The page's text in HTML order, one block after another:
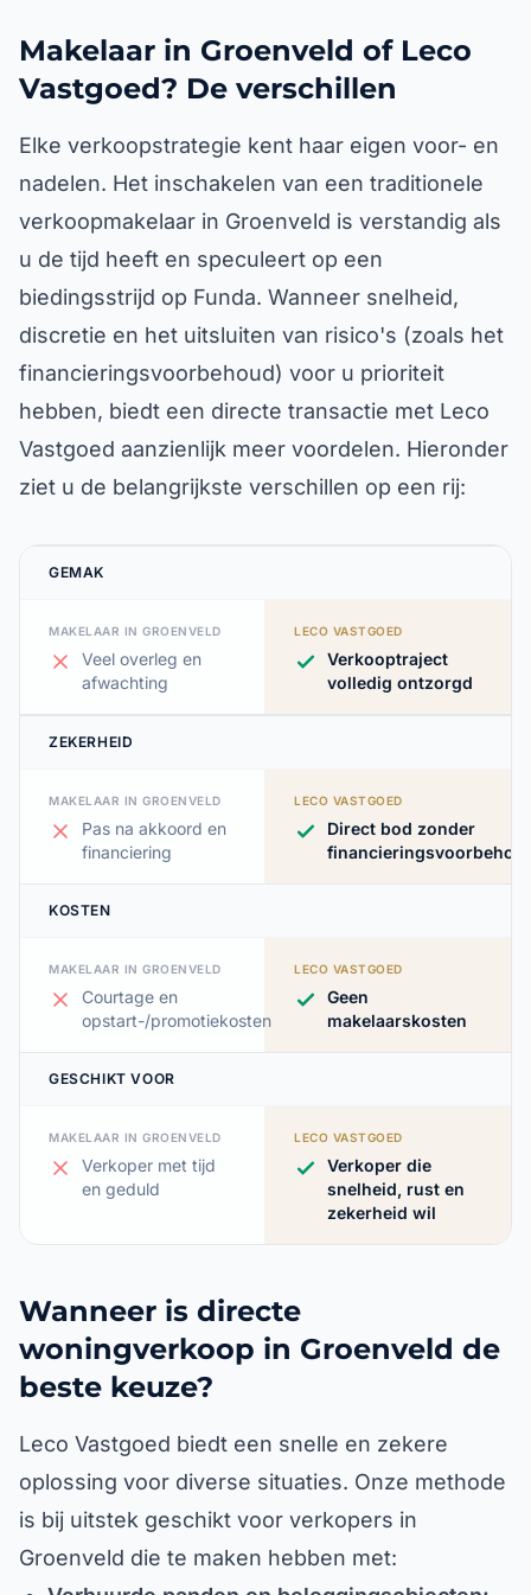
Makelaar in Groenveld of Leco
Vastgoed? De verschillen
Elke verkoopstrategie kent haar eigen voor- en
nadelen. Het inschakelen van een traditionele
verkoopmakelaar in Groenveld is verstandig als
u de tijd heeft en speculeert op een
biedingsstrijd op Funda. Wanneer snelheid,
discretie en het uitsluiten van risico's (zoals het
financieringsvoorbehoud) voor u prioriteit
hebben, biedt een directe transactie met Leco
Vastgoed aanzienlijk meer voordelen. Hieronder
ziet u de belangrijkste verschillen op een rij:
GEMAK
MAKELAAR IN GROENVELD
Veel overleg en
afwachting
LECO VASTGOED
Verkooptraject
volledig ontzorgd
ZEKERHEID
MAKELAAR IN GROENVELD
Pas na akkoord en
financiering
LECO VASTGOED
Direct bod zonder
KOSTEN
MAKELAAR IN GROENVELD
Courtage en
opstart-/promotiekosten
LECO VASTGOED
Geen
makelaarskosten
GESCHIKT VOOR
MAKELAAR IN GROENVELD
Verkoper met tijd
en geduld
LECO VASTGOED
Verkoper die
snelheid, rust en
zekerheid wil
Wanneer is directe
woningverkoop in Groenveld de
beste keuze?
Leco Vastgoed biedt een snelle en zekere
oplossing voor diverse situaties. Onze methode
is bij uitstek geschikt voor verkopers in
Groenveld die te maken hebben met: